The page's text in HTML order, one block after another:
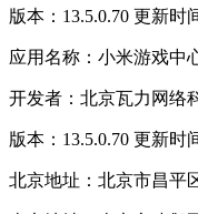
版本：13.5.0.70 更新时
应用名称：小米游戏中
开发者：北京瓦力网络
版本：13.5.0.70 更新时
北京地址：北京市昌平